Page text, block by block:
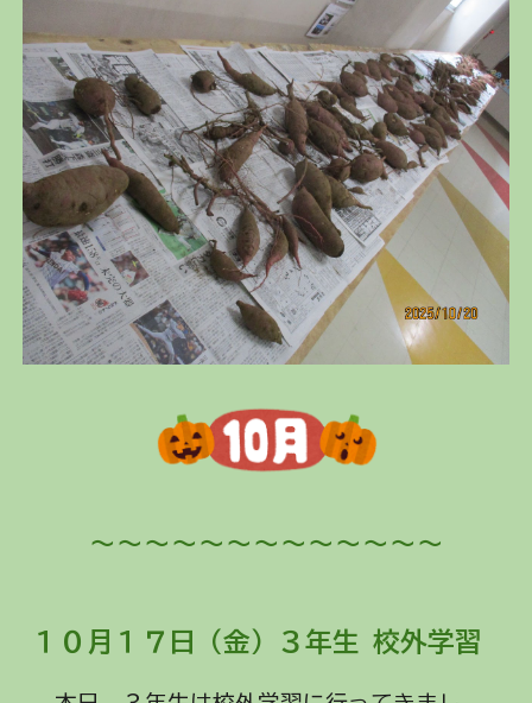
～～～～～～～～～～～～～
１０月１ ７ 日（金） ３年生 校外学習